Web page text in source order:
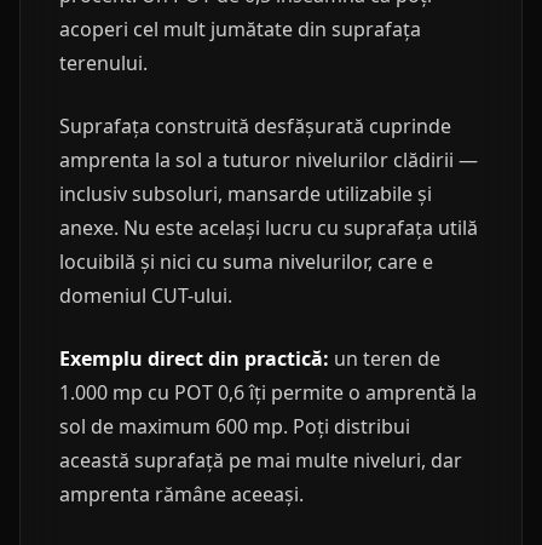
acoperi cel mult jumătate din suprafața
terenului.
Suprafața construită desfășurată cuprinde
amprenta la sol a tuturor nivelurilor clădirii —
inclusiv subsoluri, mansarde utilizabile și
anexe. Nu este același lucru cu suprafața utilă
locuibilă și nici cu suma nivelurilor, care e
domeniul CUT-ului.
Exemplu direct din practică: un teren de
1.000 mp cu POT 0,6 îți permite o amprentă la
sol de maximum 600 mp. Poți distribui
această suprafață pe mai multe niveluri, dar
amprenta rămâne aceeași.